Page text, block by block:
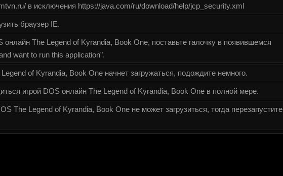
в исключения https://java.com/ru/download/help/jcp_security.xml
браузер IE.
The Legend of Kyrandia, Book One, поставьте галочку в появившемся
want to run this application".
of Kyrandia, Book One начнет загружаться, подождите немного.
игрой DOS онлайн The Legend of Kyrandia, Book One в полной мере.
The Legend of Kyrandia, Book One не может загрузиться, тогда перезапустите